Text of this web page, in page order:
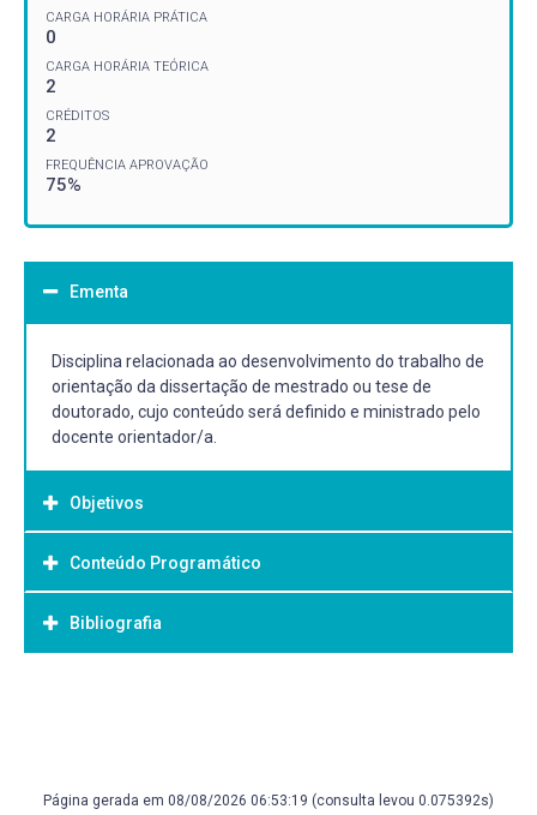
CARGA HORÁRIA PRÁTICA
0
CARGA HORÁRIA TEÓRICA
2
CRÉDITOS
2
FREQUÊNCIA APROVAÇÃO
75%
Ementa
Disciplina relacionada ao desenvolvimento do trabalho de
orientação da dissertação de mestrado ou tese de
doutorado, cujo conteúdo será definido e ministrado pelo
docente orientador/a.
Objetivos
Objetivo Geral:
Subsidiar a pesquisa e escrita do trabalho final do curso
(tese).
Conteúdo Programático
Bibliografia
Página gerada em 08/08/2026 06:53:19 (consulta levou 0.075392s)